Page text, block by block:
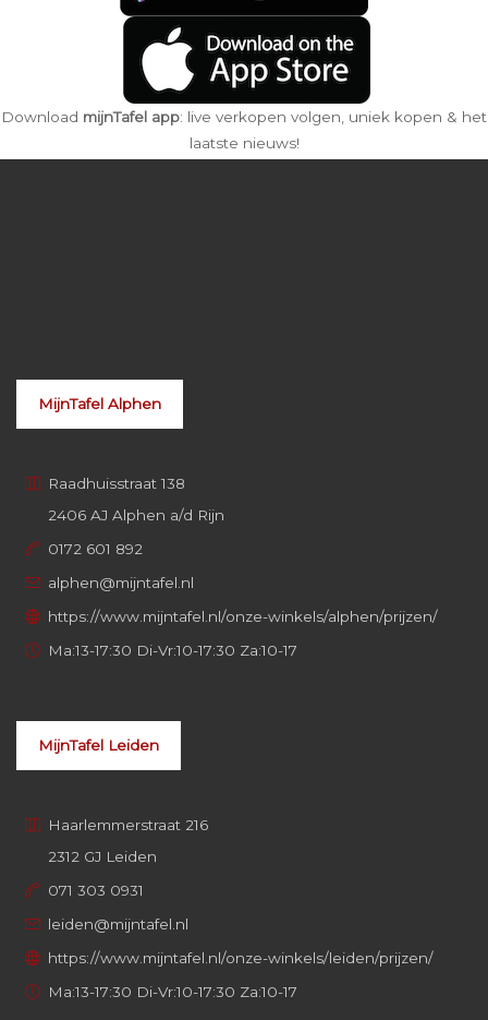
Download mijnTafel app: live verkopen volgen, uniek kopen & het
laatste nieuws!
MijnTafel Alphen
Raadhuisstraat 138
2406 AJ Alphen a/d Rijn
0172 601 892
alphen@mijntafel.nl
https://www.mijntafel.nl/onze-winkels/alphen/prijzen/
Ma:13-17:30 Di-Vr:10-17:30 Za:10-17
MijnTafel Leiden
Haarlemmerstraat 216
2312 GJ Leiden
071 303 0931
leiden@mijntafel.nl
https://www.mijntafel.nl/onze-winkels/leiden/prijzen/
Ma:13-17:30 Di-Vr:10-17:30 Za:10-17